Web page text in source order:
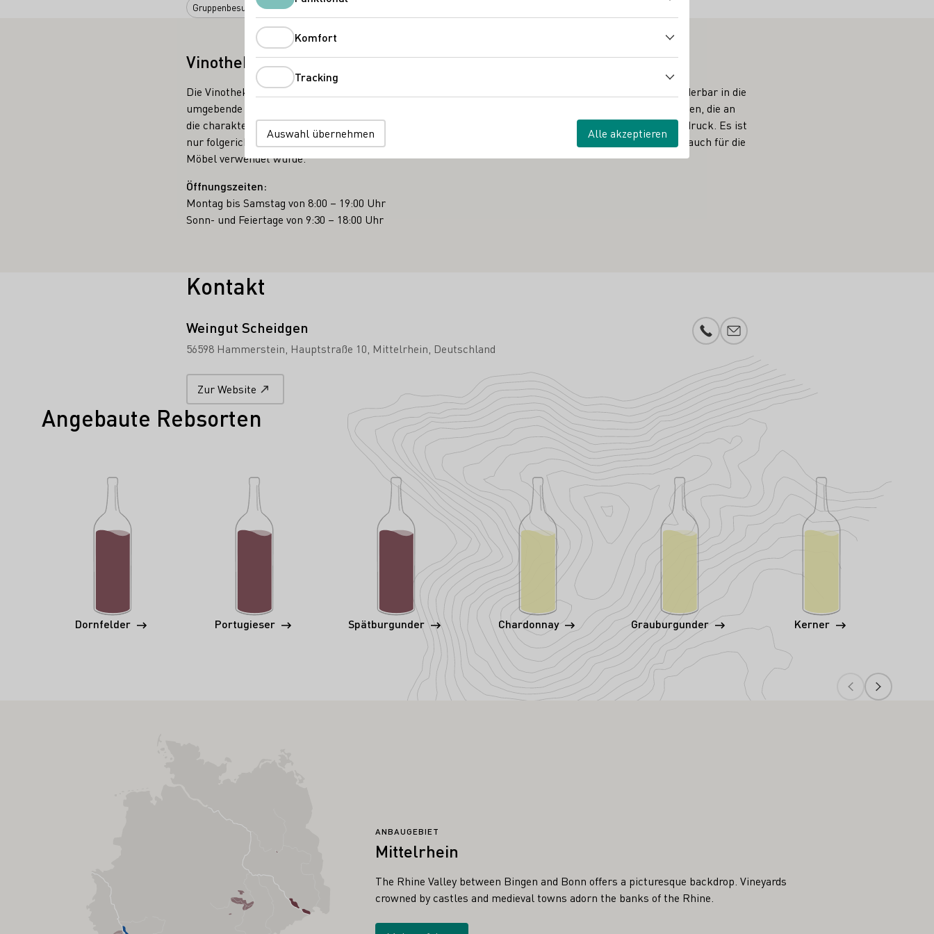
Gruppenbesuche
Vinothek
Die Vinothek von Georg Scheidgen ist ein gelungenes Beispiel dafür, wie sich moderne Architektur wunderbar in die
umgebende Kulturlandschaft einzufügen vermag. Durch die Wände aus geschichteten Grauwackersteinen, die an
die charakteristischen Weinbergsmauern der Region erinnern, kommt das Terroir der Region zum Ausdruck. Es ist
nur folgerichtig, dass auch in dieser Vinothek Eichenholz nicht nur für die einladende Drehtür, sondern auch für die
Möbel verwendet wurde.
Öffnungszeiten:
Montag bis Samstag von 8:00 – 19:00 Uhr
Sonn- und Feiertage von 9:30 – 18:00 Uhr
Kontakt
Weingut Scheidgen
56598 Hammerstein Hauptstraße 10 Mittelrhein Deutschland
Telefonnummer
E-Mail-Adresse
Zur Website
Angebaute Rebsorten
Dornfelder Portugieser Spätburgunder Chardonnay Grauburgunder Kerner
ANBAUGEBIET
Mittelrhein
The Rhine Valley between Bingen and Bonn offers a picturesque backdrop. Vineyards
crowned by castles and medieval towns adorn the banks of the Rhine.
Funktional
Komfort
Tracking
Auswahl übernehmen Alle akzeptieren